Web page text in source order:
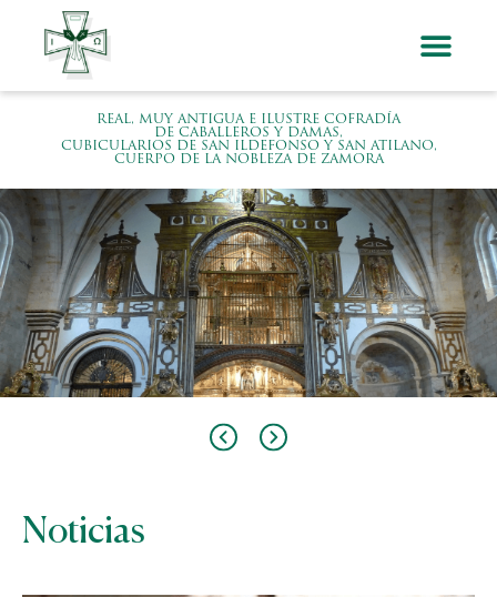
REAL, MUY ANTIGUA E ILUSTRE COFRADÍA
DE CABALLEROS Y DAMAS,
CUBICULARIOS DE SAN ILDEFONSO Y SAN ATILANO,
CUERPO DE LA NOBLEZA DE ZAMORA
Noticias